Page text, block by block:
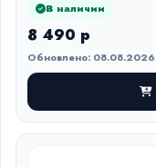
В наличии
8 490 р
Обновлено: 08.08.2026